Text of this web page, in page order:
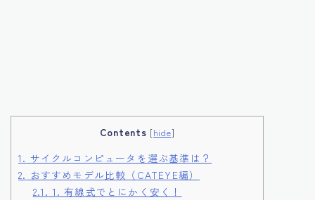
Contents [hide]
1. サイクルコンピュータを選ぶ基準は？
2. おすすめモデル比較（CATEYE編）
2.1. 1. 有線式でとにかく安く！